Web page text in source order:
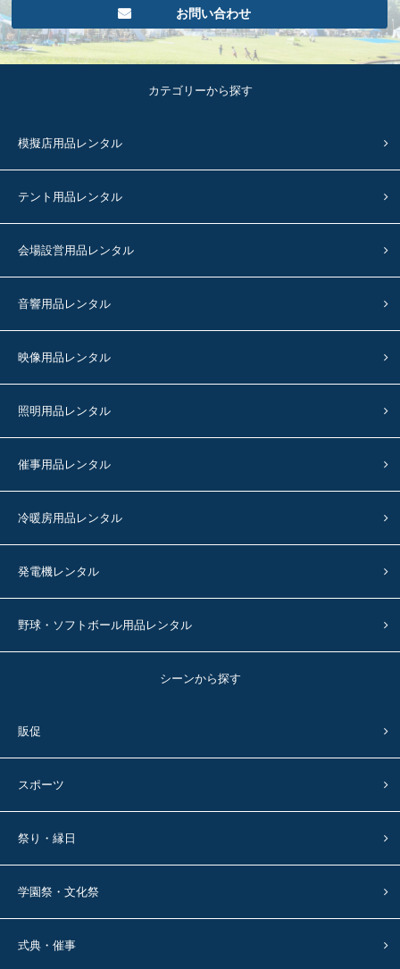
お問い合わせ
カテゴリーから探す
模擬店用品レンタル
テント用品レンタル
会場設営用品レンタル
音響用品レンタル
映像用品レンタル
照明用品レンタル
催事用品レンタル
冷暖房用品レンタル
発電機レンタル
野球・ソフトボール用品レンタル
シーンから探す
販促
スポーツ
祭り・縁日
学園祭・文化祭
式典・催事